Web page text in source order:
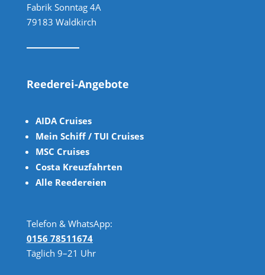
Fabrik Sonntag 4A
79183 Waldkirch
Reederei-Angebote
AIDA Cruises
Mein Schiff / TUI Cruises
MSC Cruises
Costa Kreuzfahrten
Alle Reedereien
Telefon & WhatsApp:
0156 78511674
Täglich 9–21 Uhr